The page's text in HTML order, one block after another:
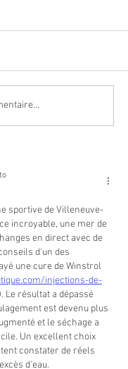
de
sportive de Villeneuve-
incroyable, une mer de
en direct avec de
d'un des
une cure de Winstrol
injections-de-
). Le résultat a dépassé
est devenu plus
et le séchage a
Un excellent choix
constater de réels
d'eau.